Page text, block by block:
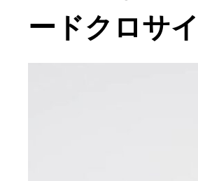
ードクロサ